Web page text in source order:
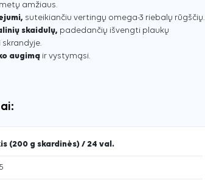
metų amžiaus.
suteikiančiu vertingų omega-3 riebalų rūgščių.
skaidulų, padedančių išvengti plaukų
augimą ir vystymąsi.
(200 g skardinės) / 24 val.